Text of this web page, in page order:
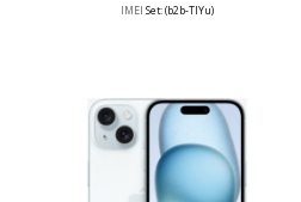
IMEI Set: (b2b-TlYu)